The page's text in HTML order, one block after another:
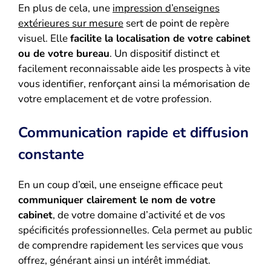
En plus de cela, une impression d’enseignes
extérieures sur mesure sert de point de repère
visuel. Ellefacilite la localisation de votre cabinet
ou de votre bureau. Un dispositif distinct et
facilement reconnaissable aide les prospects à vite
vous identifier, renforçant ainsi la mémorisation de
votre emplacement et de votre profession.
Communication rapide et diffusion
constante
En un coup d’œil, une enseigne efficace peut
communiquer clairement le nom de votre
cabinet, de votre domaine d’activité et de vos
spécificités professionnelles. Cela permet au public
de comprendre rapidement les services que vous
offrez, générant ainsi un intérêt immédiat.